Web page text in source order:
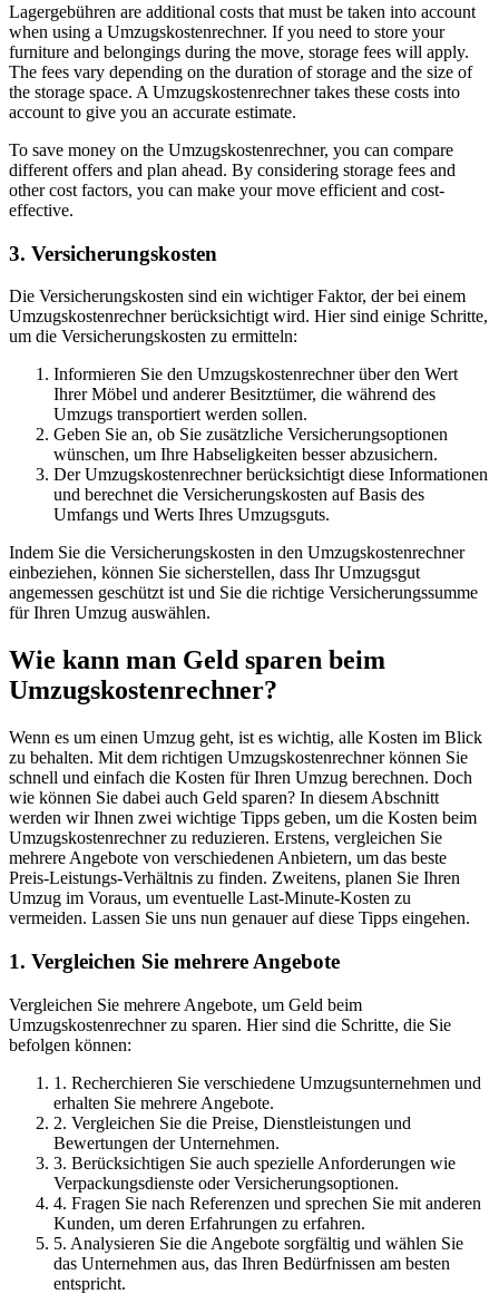
Lagergebühren are additional costs that must be taken into account
when using a Umzugskostenrechner. If you need to store your
furniture and belongings during the move, storage fees will apply.
The fees vary depending on the duration of storage and the size of
the storage space. A Umzugskostenrechner takes these costs into
account to give you an accurate estimate.
To save money on the Umzugskostenrechner, you can compare
different offers and plan ahead. By considering storage fees and
other cost factors, you can make your move efficient and cost-
effective.
3. Versicherungskosten
Die Versicherungskosten sind ein wichtiger Faktor, der bei einem
Umzugskostenrechner berücksichtigt wird. Hier sind einige Schritte,
um die Versicherungskosten zu ermitteln:
Informieren Sie den Umzugskostenrechner über den Wert
Ihrer Möbel und anderer Besitztümer, die während des
Umzugs transportiert werden sollen.
Geben Sie an, ob Sie zusätzliche Versicherungsoptionen
wünschen, um Ihre Habseligkeiten besser abzusichern.
Der Umzugskostenrechner berücksichtigt diese Informationen
und berechnet die Versicherungskosten auf Basis des
Umfangs und Werts Ihres Umzugsguts.
Indem Sie die Versicherungskosten in den Umzugskostenrechner
einbeziehen, können Sie sicherstellen, dass Ihr Umzugsgut
angemessen geschützt ist und Sie die richtige Versicherungssumme
für Ihren Umzug auswählen.
Wie kann man Geld sparen beim
Umzugskostenrechner?
Wenn es um einen Umzug geht, ist es wichtig, alle Kosten im Blick
zu behalten. Mit dem richtigen Umzugskostenrechner können Sie
schnell und einfach die Kosten für Ihren Umzug berechnen. Doch
wie können Sie dabei auch Geld sparen? In diesem Abschnitt
werden wir Ihnen zwei wichtige Tipps geben, um die Kosten beim
Umzugskostenrechner zu reduzieren. Erstens, vergleichen Sie
mehrere Angebote von verschiedenen Anbietern, um das beste
Preis-Leistungs-Verhältnis zu finden. Zweitens, planen Sie Ihren
Umzug im Voraus, um eventuelle Last-Minute-Kosten zu
vermeiden. Lassen Sie uns nun genauer auf diese Tipps eingehen.
1. Vergleichen Sie mehrere Angebote
Vergleichen Sie mehrere Angebote, um Geld beim
Umzugskostenrechner zu sparen. Hier sind die Schritte, die Sie
befolgen können:
1. Recherchieren Sie verschiedene Umzugsunternehmen und
erhalten Sie mehrere Angebote.
2. Vergleichen Sie die Preise, Dienstleistungen und
Bewertungen der Unternehmen.
3. Berücksichtigen Sie auch spezielle Anforderungen wie
Verpackungsdienste oder Versicherungsoptionen.
4. Fragen Sie nach Referenzen und sprechen Sie mit anderen
Kunden, um deren Erfahrungen zu erfahren.
5. Analysieren Sie die Angebote sorgfältig und wählen Sie
das Unternehmen aus, das Ihren Bedürfnissen am besten
entspricht.